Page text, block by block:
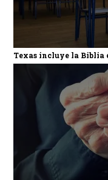
Texas incluye la Biblia